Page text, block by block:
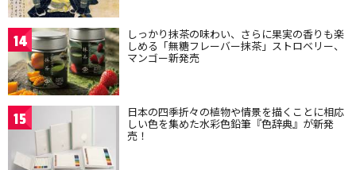
14 しっかり抹茶の味わい、さらに果実の香りも楽
しめる「無糖フレーバー抹茶」ストロベリー、
マンゴー新発売
15 日本の四季折々の植物や情景を描くことに相応
しい色を集めた水彩色鉛筆『色辞典』が新発
売！